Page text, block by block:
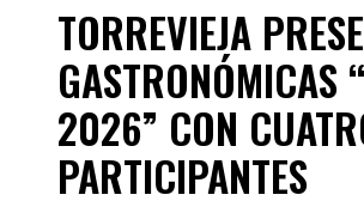
TORREVIEJA
GASTRONÓMICAS
2026” CON
PARTICIPANTES